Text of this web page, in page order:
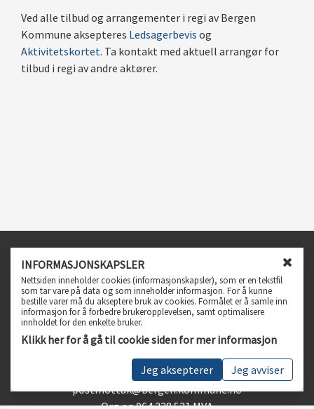
n
INFORMASJONSKAPSLER
Nettsiden inneholder cookies (informasjonskapsler), som er en tekstfil
som tar vare på data og som inneholder informasjon. For å kunne
bestille varer må du akseptere bruk av cookies. Formålet er å samle inn
informasjon for å forbedre brukeropplevelsen, samt optimalisere
innholdet for den enkelte bruker.
Klikk her for å gå til cookie siden for mer informasjon
Jeg aksepterer Jeg avviser
Ved alle tilbud og arrangementer i regi av Bergen
Kommune aksepteres Ledsagerbevis og
Aktivitetskortet. Ta kontakt med aktuell arrangør for
tilbud i regi av andre aktører.
Infosenter
Spørsmål og svar
Personvern, vilkår og betingelser
Tilgjengelighetserklæring
Kundeservice
Telefon 55 56 55 56
postmottak@bergen.kommune.no
Org.nr: 964 338 531 MVA